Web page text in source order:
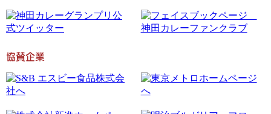
協賛企業